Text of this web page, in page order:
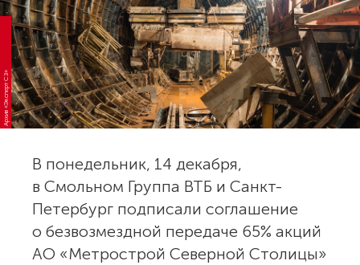
Архив «Эксперт СЗ»
В понедельник, 14 декабря,
в Смольном Группа ВТБ и Санкт-
Петербург подписали соглашение
о безвозмездной передаче 65% акций
АО «Метрострой Северной Столицы»